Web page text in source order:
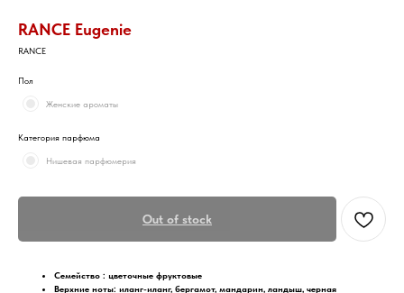
RANCE Eugenie
RANCE
Пол
Женские ароматы
Категория парфюма
Нишевая парфюмерия
Out of stock
Семейство : цветочные фруктовые
Верхние ноты: иланг-иланг, бергамот, мандарин, ландыш, черная